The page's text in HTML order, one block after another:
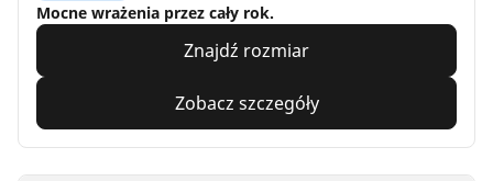
Mocne wrażenia przez cały rok.
Znajdź rozmiar
Zobacz szczegóły